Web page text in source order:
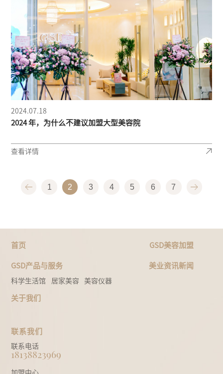
2024.07.18
2024 年，为什么不建议加盟大型美容院
查看详情
1 2 3 4 5 6 7
首页 GSD美容加盟
GSD产品与服务
科学生活馆 居家美容 美容仪器
美业资讯新闻
关于我们
联系我们
联系电话
18138823969
加盟中心